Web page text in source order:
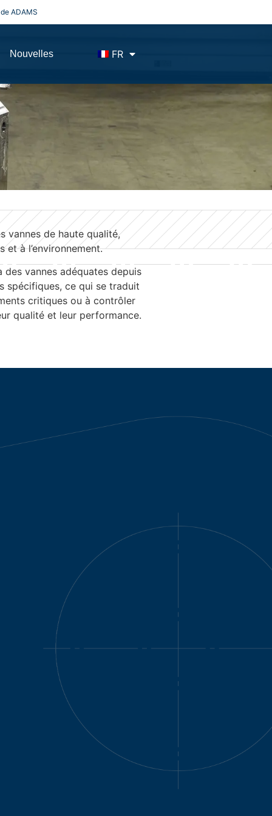
ADAMS
Nouvelles FR
vannes de haute qualité,
à l’environnement.
vannes adéquates depuis
spécifiques, ce qui se traduit
critiques ou à contrôler
qualité et leur performance.